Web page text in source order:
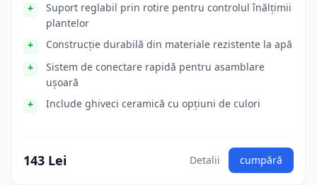
Suport reglabil prin rotire pentru controlul înălțimii
plantelor
Construcție durabilă din materiale rezistente la apă
Sistem de conectare rapidă pentru asamblare
ușoară
Include ghiveci ceramică cu opțiuni de culori
143 Lei Detalii cumpără